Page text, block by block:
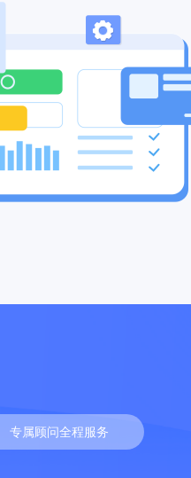
集成接口，方便企业快速部署和
专属顾问全程服务